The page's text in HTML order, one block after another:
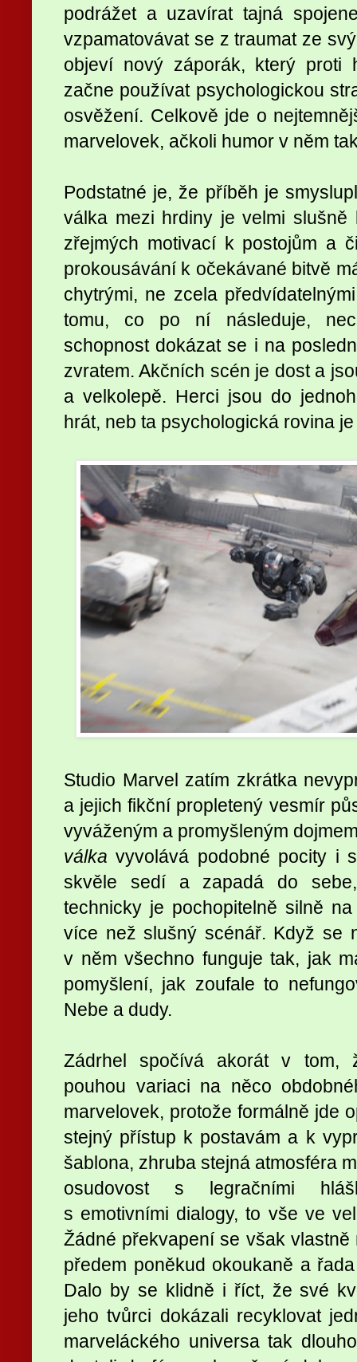
podrážet a uzavírat tajná
vzpamatovávat se z traumat ze
objeví nový záporák, který proti
začne používat psychologickou
osvěžení. Celkově jde o
marvelovek, ačkoli humor v něm
Podstatné je, že příběh je
válka mezi hrdiny je velmi
zřejmých motivací k postojům a
prokousávání k očekávané bitvě
chytrými, ne zcela
tomu, co po ní následuje,
schopnost dokázat se i na
zvratem. Akčních scén je dost a
a velkolepě. Herci jsou do
hrát, neb ta psychologická rovina
Studio Marvel zatím zkrátka
a jejich fikční propletený vesmír
vyváženým a promyšleným
válka vyvolává podobné pocity i
skvěle sedí a zapadá do
technicky je pochopitelně silně
více než slušný scénář. Když se
v něm všechno funguje tak, jak
pomyšlení, jak zoufale to
Nebe a dudy.
Zádrhel spočívá akorát v tom,
pouhou variaci na něco
marvelovek, protože formálně jde
stejný přístup k postavám a k
šablona, zhruba stejná atmosféra
osudovost s legračními
s emotivními dialogy, to vše ve
Žádné překvapení se však
předem poněkud okoukaně a
Dalo by se klidně i říct, že své
jeho tvůrci dokázali recyklovat
marveláckého universa tak